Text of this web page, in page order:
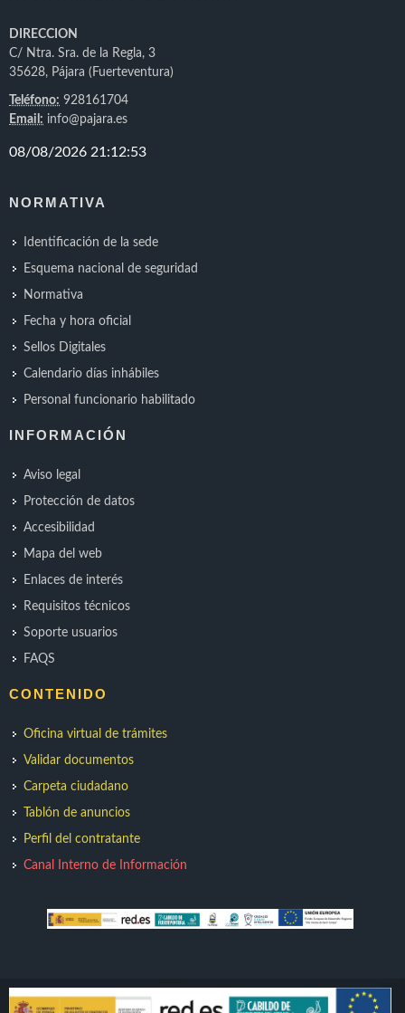
DIRECCION
C/ Ntra. Sra. de la Regla, 3
35628, Pájara (Fuerteventura)
Teléfono: 928161704
Email: info@pajara.es
NORMATIVA
Identificación de la sede
Esquema nacional de seguridad
Normativa
Fecha y hora oficial
Sellos Digitales
Calendario días inhábiles
Personal funcionario habilitado
INFORMACIÓN
Aviso legal
Protección de datos
Accesibilidad
Mapa del web
Enlaces de interés
Requisitos técnicos
Soporte usuarios
FAQS
CONTENIDO
Oficina virtual de trámites
Validar documentos
Carpeta ciudadano
Tablón de anuncios
Perfil del contratante
Canal Interno de Información